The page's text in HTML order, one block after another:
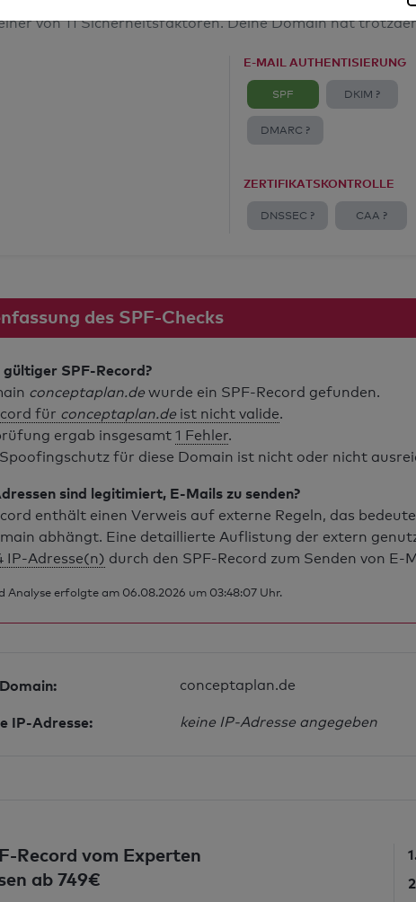
von 11 Sicherheitsfaktoren. Deine Domain hat
E-MAIL AUTHENTISIERUNG
SPF DKIM ?
DMARC ?
ZERTIFIKATSKONTROLLE
DNSSEC ? CAA ?
des SPF-Checks
SPF-Record?
conceptaplan.de wurde ein SPF-Record gefunden.
für conceptaplan.de ist nicht valide.
ergab insgesamt 1 Fehler.
für diese Domain ist nicht oder nicht
sind legitimiert, E-Mails zu senden?
enthält einen Verweis auf externe Regeln, das
abhängt. Eine detaillierte Auflistung der extern
IP-Adresse(n) durch den SPF-Record zum Senden von E-
Analyse erfolgte am 06.08.2026 um 03:48:07 Uhr.
conceptaplan.de
IP-Adresse: keine IP-Adresse angegeben
Record vom Experten
ab 749€